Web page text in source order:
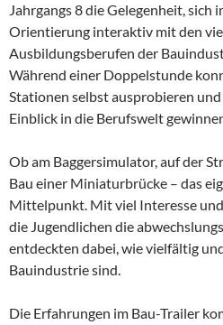
Jahrgangs 8 die Gelegenheit, sich
Orientierung interaktiv mit den
Ausbildungsberufen der
Während einer Doppelstunde
Stationen selbst ausprobieren
Einblick in die Berufswelt
Ob am Baggersimulator, auf der
Bau einer Miniaturbrücke – das
Mittelpunkt. Mit viel Interesse
die Jugendlichen die
entdeckten dabei, wie vielfältig
Bauindustrie sind.
Die Erfahrungen im Bau-Trailer